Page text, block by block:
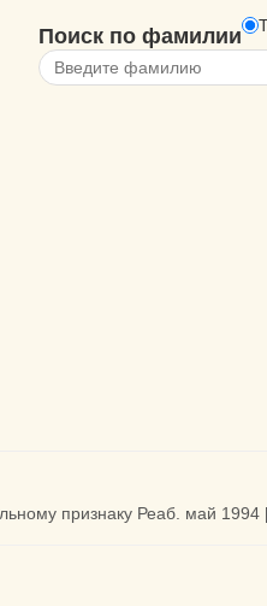
Поиск по фамилии
признаку Реаб. май